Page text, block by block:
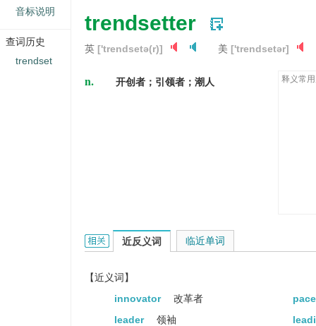
trendsetter
英 ['trendsetə(r)] 美 ['trendsetər]
n. 开创者；引领者；潮人 释义常
trendsetter的相关资料：
近反义词
【近义词】
innovator
改革者
leader
领袖
临近单词
音标说明
查词历史
trendset